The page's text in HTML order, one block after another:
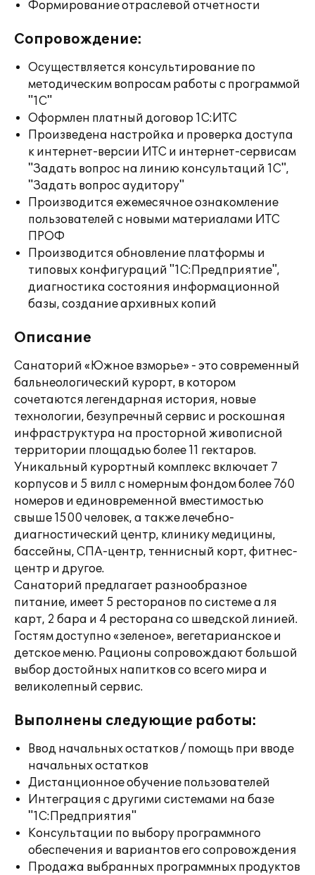
Формирование отраслевой отчетности
Сопровождение:
Осуществляется консультирование по
методическим вопросам работы с программой
"1С"
Оформлен платный договор 1С:ИТС
Произведена настройка и проверка доступа
к интернет-версии ИТС и интернет-сервисам
"Задать вопрос на линию консультаций 1С",
"Задать вопрос аудитору"
Производится ежемесячное ознакомление
пользователей с новыми материалами ИТС
ПРОФ
Производится обновление платформы и
типовых конфигураций "1С:Предприятие",
диагностика состояния информационной
базы, создание архивных копий
Описание
Санаторий «Южное взморье» - это современный
бальнеологический курорт, в котором
сочетаются легендарная история, новые
технологии, безупречный сервис и роскошная
инфраструктура на просторной живописной
территории площадью более 11 гектаров.
Уникальный курортный комплекс включает 7
корпусов и 5 вилл с номерным фондом более 760
номеров и единовременной вместимостью
свыше 1500 человек, а также лечебно-
диагностический центр, клинику медицины,
бассейны, СПА-центр, теннисный корт, фитнес-
центр и другое.
Санаторий предлагает разнообразное
питание, имеет 5 ресторанов по системе а ля
карт, 2 бара и 4 ресторана со шведской линией.
Гостям доступно «зеленое», вегетарианское и
детское меню. Рационы сопровождают большой
выбор достойных напитков со всего мира и
великолепный сервис.
Выполнены следующие работы:
Ввод начальных остатков / помощь при вводе
начальных остатков
Дистанционное обучение пользователей
Интеграция с другими системами на базе
"1С:Предприятия"
Консультации по выбору программного
обеспечения и вариантов его сопровождения
Продажа выбранных программных продуктов